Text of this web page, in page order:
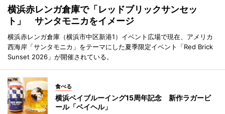
横浜赤レンガ倉庫で「レッドブリックサンセッ
ト」 サンタモニカをイメージ
横浜赤レンガ倉庫（横浜市中区新港1）イベント広場で現在、アメリカ
西海岸「サンタモニカ」をテーマにした夏季限定イベント「Red Brick
Sunset 2026」が開催されている。
食べる
横浜ベイブルーイング15周年記念 新作ラガービ
ール「ベイヘル」